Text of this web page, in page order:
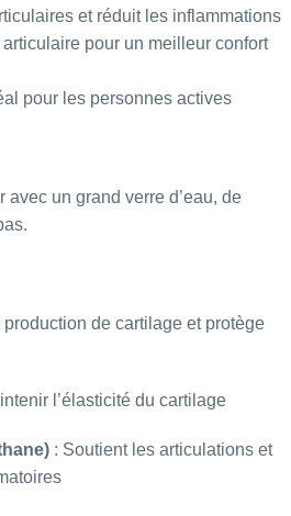
et réduit les inflammations
pour un meilleur confort
pour les personnes actives
avec un grand verre d’eau, de
production de cartilage et protège
l’élasticité du cartilage
: Soutient les articulations et